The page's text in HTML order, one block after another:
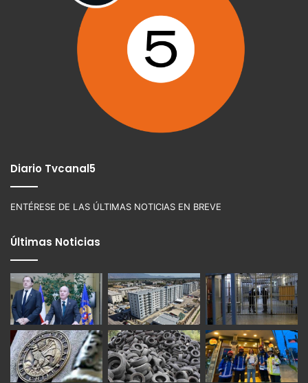
Diario Tvcanal5
ENTÉRESE DE LAS ÚLTIMAS NOTICIAS EN BREVE
Últimas Noticias